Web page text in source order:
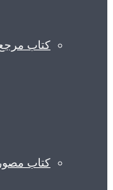
کتاب
کتاب مصور